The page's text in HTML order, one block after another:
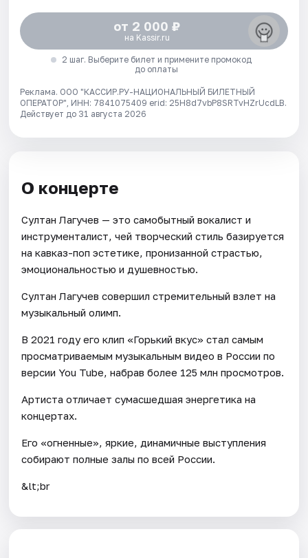
от 2 000 ₽
на Kassir.ru
2 шаг. Выберите билет и примените промокод
до оплаты
Реклама. ООО "КАССИР.РУ-НАЦИОНАЛЬНЫЙ БИЛЕТНЫЙ
ОПЕРАТОР", ИНН: 7841075409 erid: 25H8d7vbP8SRTvHZrUcdLB.
Действует до 31 августа 2026
О концерте
Султан Лагучев — это самобытный вокалист и
инструменталист, чей творческий стиль базируется
на кавказ-поп эстетике, пронизанной страстью,
эмоциональностью и душевностью.
Султан Лагучев совершил стремительный взлет на
музыкальный олимп.
В 2021 году его клип «Горький вкус» стал самым
просматриваемым музыкальным видео в России по
версии You Tube, набрав более 125 млн просмотров.
Артиста отличает сумасшедшая энергетика на
концертах.
Его «огненные», яркие, динамичные выступления
собирают полные залы по всей России.
&lt;br